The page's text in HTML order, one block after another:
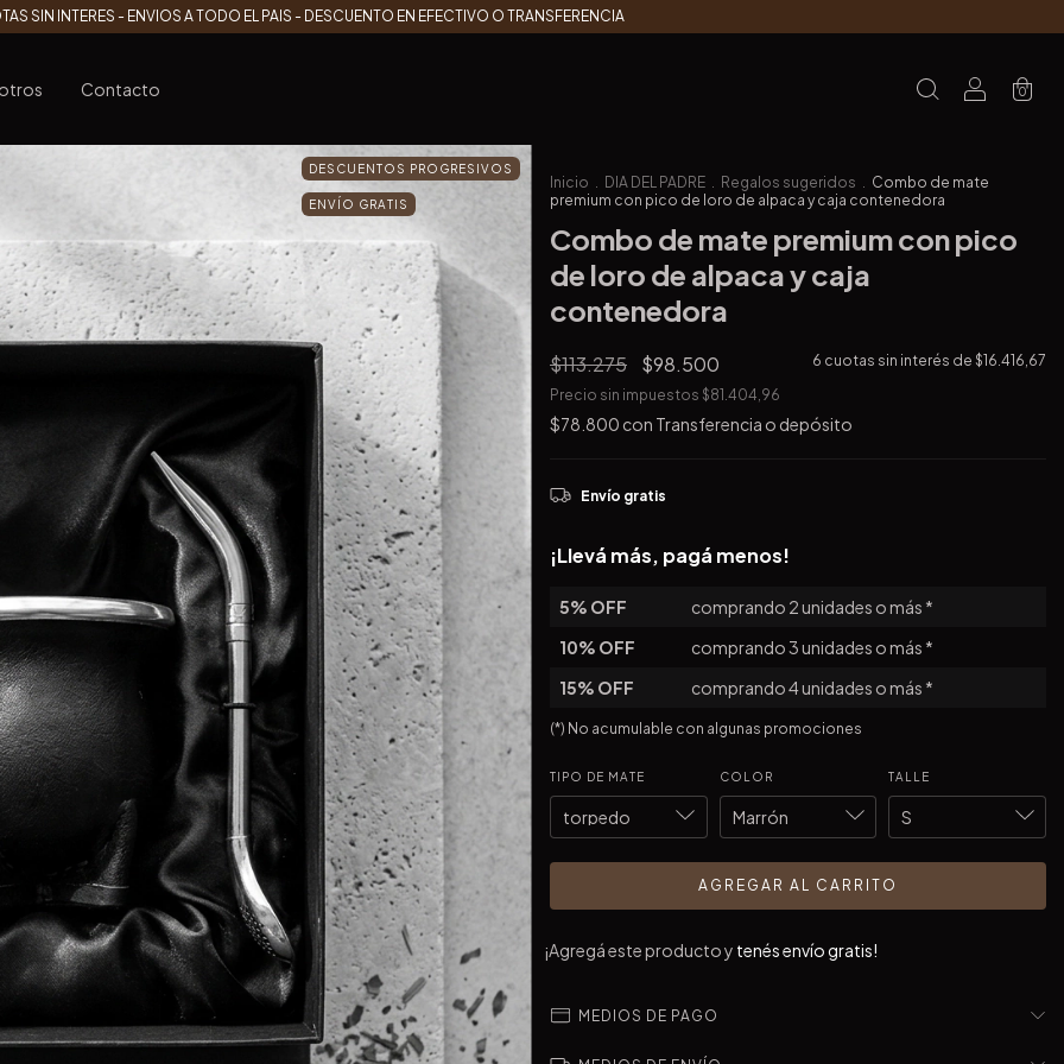
SIN INTERES - ENVIOS A TODO EL PAIS - DESCUENTO EN EFECTIVO O TRANSFERENCIA
Contacto 0
DESCUENTOS PROGRESIVOS
ENVÍO GRATIS
Inicio . DIA DEL PADRE . Regalos sugeridos . Combo de mate
premium con pico de loro de alpaca y caja contenedora
Combo de mate premium con pico
de loro de alpaca y caja
contenedora
$113.275 $98.500 6 cuotas sin interés de $16.416,67
Precio sin impuestos $81.404,96
$78.800 con Transferencia o depósito
Envío gratis
¡Llevá más, pagá menos!
5% OFF
comprando 2 unidades o más *
10% OFF
comprando 3 unidades o más *
15% OFF
comprando 4 unidades o más *
(*) No acumulable con algunas promociones
TIPO DE MATE COLOR TALLE
¡Agregá este producto y tenés envío gratis!
MEDIOS DE PAGO